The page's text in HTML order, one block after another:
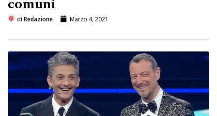
comuni
di Redazione Marzo 4, 2021